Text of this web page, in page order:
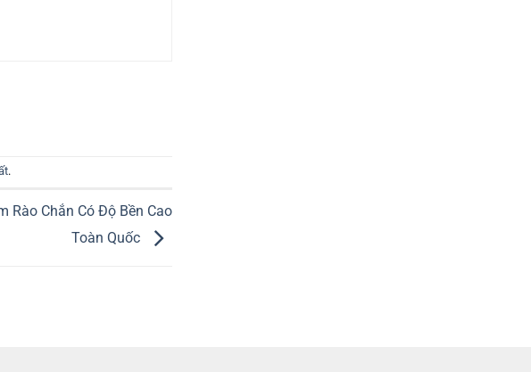
.
Rào Chắn Có Độ Bền Cao
Toàn Quốc